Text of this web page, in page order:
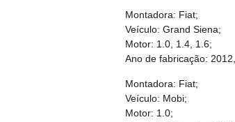
Montadora: Fiat;
Veículo: Grand Siena;
Motor: 1.0, 1.4, 1.6;
Ano de fabricação:
Montadora: Fiat;
Veículo: Mobi;
Motor: 1.0;